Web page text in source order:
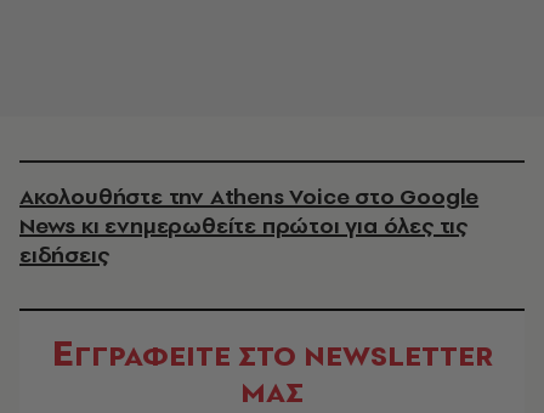
Ακολουθήστε την Athens Voice στο Google
News κι ενημερωθείτε πρώτοι για όλες τις
ειδήσεις
ΕΓΓΡΑΦΕΙΤΕ ΣΤΟ NEWSLETTER
ΜΑΣ